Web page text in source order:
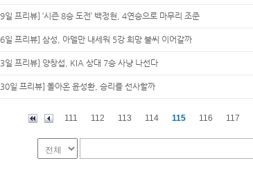
일 프리뷰] ‘시즌 8승 도전’ 백정현, 4연승으로 마무리 조준
일 프리뷰] 삼성, 아델만 내세워 5강 희망 불씨 이어갈까
일 프리뷰] 양창섭, KIA 상대 7승 사냥 나선다
일 프리뷰] 돌아온 윤성환, 승리를 선사할까
111 112 113 114 115 116 117